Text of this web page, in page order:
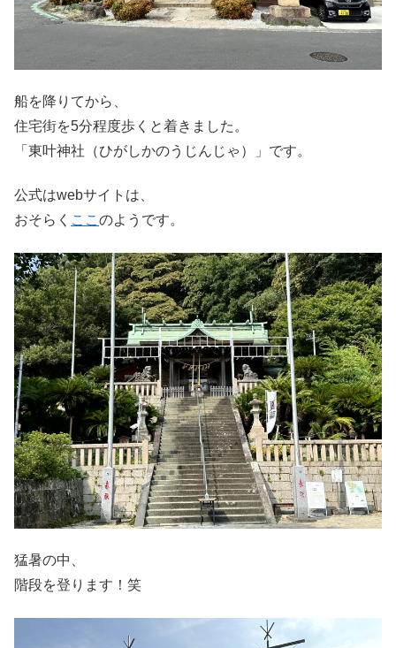
船を降りてから、
住宅街を5分程度歩くと着きました。
「東叶神社（ひがしかのうじんじゃ）」です。
公式はwebサイトは、
おそらく ここのようです。
猛暑の中、
階段を登ります！笑